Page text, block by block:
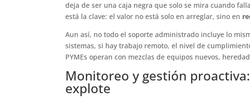
deja de ser una caja negra que solo se mira cuando
está la clave: el valor no está solo en arreglar, sino en
Aun así, no todo el soporte administrado incluye lo
sistemas, si hay trabajo remoto, el nivel de
PYMEs operan con mezclas de equipos nuevos,
Monitoreo y gestión
explote